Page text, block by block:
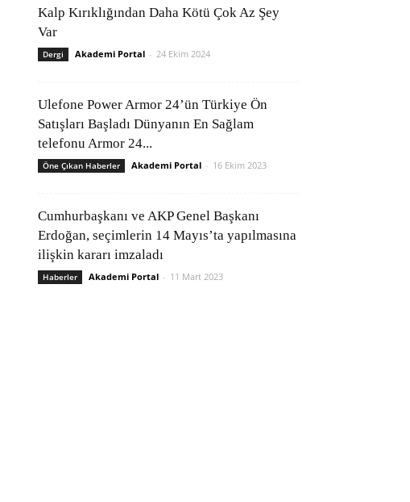
Kalp Kırıklığından Daha Kötü Çok Az Şey
Var
Dergi Akademi Portal - 24 Ekim 2024
Ulefone Power Armor 24’ün Türkiye Ön
Satışları Başladı Dünyanın En Sağlam
telefonu Armor 24...
Öne Çıkan Haberler Akademi Portal - 16 Ekim 2023
Cumhurbaşkanı ve AKP Genel Başkanı
Erdoğan, seçimlerin 14 Mayıs’ta yapılmasına
ilişkin kararı imzaladı
Haberler Akademi Portal - 11 Mart 2023